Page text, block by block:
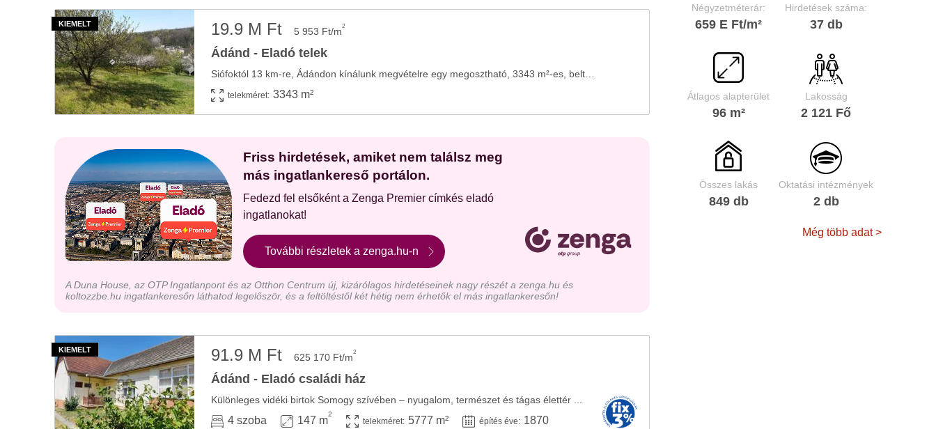
19.9 M Ft 5 953 Ft/m2
Ádánd - Eladó telek
telekméret: 3343 m²
Friss hirdetések, amiket nem találsz meg
más ingatlankereső portálon.
Fedezd fel elsőként a Zenga Premier címkés eladó
ingatlanokat!
További részletek a zenga.hu-n
A Duna House, az OTP Ingatlanpont és az Otthon Centrum új, kizárólagos hirdetéseinek nagy részét a zenga.hu és
koltozzbe.hu ingatlankeresőn láthatod legelőször, és a feltöltéstől két hétig nem érhetők el más ingatlankeresőn!
91.9 M Ft 625 170 Ft/m2
Ádánd - Eladó családi ház
Különleges vidéki birtok Somogy szívében – nyugalom, természet és tágas élettér ...
4 szoba 147 m
2
telekméret: 5777 m² építés éve: 1870
Négyzetméterár:
659 E Ft/m²
Hirdetések száma:
37 db
Átlagos alapterület
96 m²
Lakosság
2 121 Fő
Összes lakás
849 db
Oktatási intézmények
2 db
Még több adat >